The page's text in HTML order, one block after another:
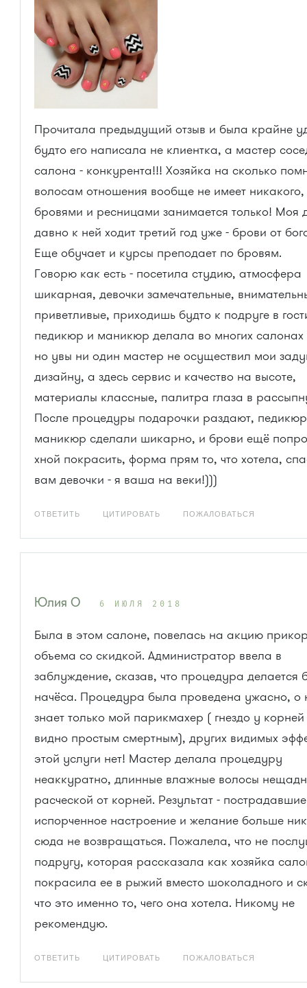
Прочитала предыдущий отзыв и была крайне
будто его написала не клиентка, а мастер
салона - конкурента!!! Хозяйка на сколько
волосам отношения вообще не имеет
бровями и ресницами занимается только! Моя
давно к ней ходит третий год уже - брови от
Еще обучает и курсы преподает по бровям.
Говорю как есть - посетила студию, атмосфера
шикарная, девочки замечательные,
приветливые, приходишь будто к подруге в
педикюр и маникюр делала во многих салонах
но увы ни один мастер не осуществил мои
дизайну, а здесь сервис и качество на высоте,
материалы классные, палитра глаза в
После процедуры подарочки раздают, педикюр
маникюр сделали шикарно, и брови ещё
хной покрасить, форма прям то, что хотела,
вам девочки - я ваша на веки!)))
ОТВЕТИТЬ ЦИТИРОВАТЬ ПОЖАЛОВАТЬСЯ
Юлия О 6 ИЮЛЯ 2018
Была в этом салоне, повелась на акцию
объема со скидкой. Администратор ввела в
заблуждение, сказав, что процедура делается
начёса. Процедура была проведена ужасно, о
знает только мой парикмахер ( гнездо у
видно простым смертным), других видимых
этой услуги нет! Мастер делала процедуру
неаккуратно, длинные влажные волосы
расческой от корней. Результат -
испорченное настроение и желание больше
сюда не возвращаться. Пожалела, что не
подругу, которая рассказала как хозяйка
покрасила ее в рыжий вместо шоколадного и
что это именно то, чего она хотела. Никому не
рекомендую.
ОТВЕТИТЬ ЦИТИРОВАТЬ ПОЖАЛОВАТЬСЯ